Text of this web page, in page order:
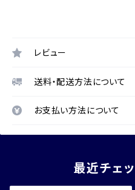
レビュー
送料・配送方法について
お支払い方法について
最近チェ